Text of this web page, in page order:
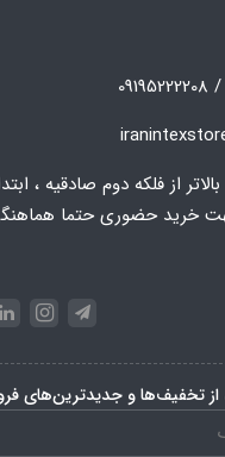
، بالاتر از فلکه دوم صادقیه ،
۴۶۵ جهت خرید حضوری حتما
از تخفیف‌ها و جدیدترین‌های